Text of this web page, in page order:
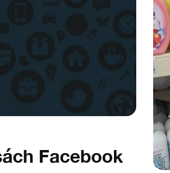
Facebook